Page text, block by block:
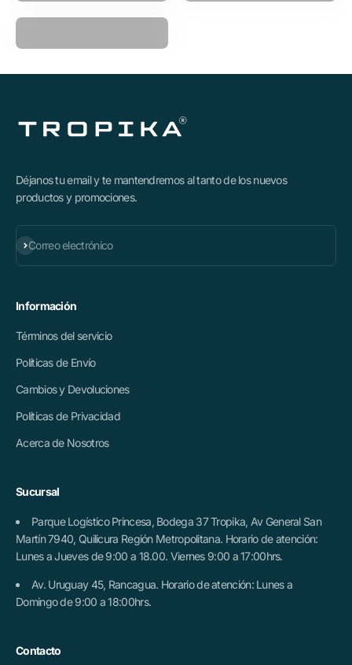
Déjanos tu email y te mantendremos al tanto de los nuevos
productos y promociones.
Correo electrónico
Suscribirse
Información
Términos del servicio
Políticas de Envío
Cambios y Devoluciones
Políticas de Privacidad
Acerca de Nosotros
Sucursal
Parque Logístico Princesa, Bodega 37 Tropika, Av General San
Martín 7940, Quilicura Región Metropolitana. Horario de atención:
Lunes a Jueves de 9:00 a 18.00. Viernes 9:00 a 17:00hrs.
Av. Uruguay 45, Rancagua. Horario de atención: Lunes a
Domingo de 9:00 a 18:00hrs.
Contacto